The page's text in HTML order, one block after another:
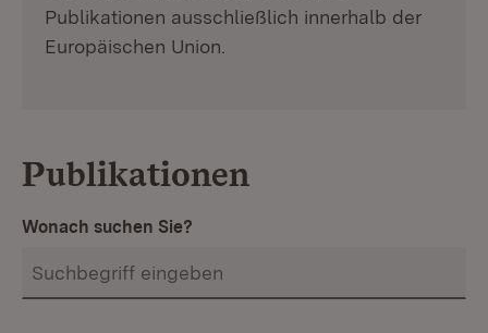
Publikationen ausschließlich innerhalb der
Europäischen Union.
Publikationen
Wonach suchen Sie?